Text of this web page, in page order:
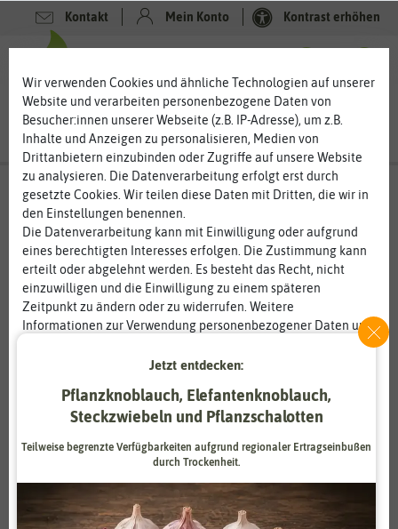
Kontakt Mein Konto Kontrast erhöhen
Vergrößern durch berühren
Wir verwenden Cookies und ähnliche Technologien auf unserer
Website und verarbeiten personenbezogene Daten von
Besucher:innen unserer Webseite (z.B. IP-Adresse), um z.B.
Inhalte und Anzeigen zu personalisieren, Medien von
Drittanbietern einzubinden oder Zugriffe auf unsere Website
zu analysieren. Die Datenverarbeitung erfolgt erst durch
gesetzte Cookies. Wir teilen diese Daten mit Dritten, die wir in
den Einstellungen benennen.
Die Datenverarbeitung kann mit Einwilligung oder aufgrund
eines berechtigten Interesses erfolgen. Die Zustimmung kann
erteilt oder abgelehnt werden. Es besteht das Recht, nicht
einzuwilligen und die Einwilligung zu einem späteren
Zeitpunkt zu ändern oder zu widerrufen. Weitere
Informationen zur Verwendung personenbezogener Daten und
Essenziell Statistik
Zahlungsdienstleister Marketing
Externe Medien Funktional
Weitere Einstellungen
Jetzt entdecken:
Pflanzknoblauch, Elefantenknoblauch,
Steckzwiebeln und Pflanzschalotten
Teilweise begrenzte Verfügbarkeiten aufgrund regionaler Ertragseinbußen
durch Trockenheit.